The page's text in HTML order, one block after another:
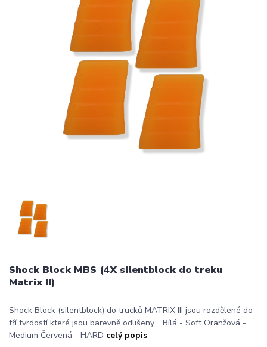
Shock Block MBS (4X silentblock do treku
Matrix II)
Shock Block (silentblock) do trucků MATRIX III jsou rozdělené do
tří tvrdostí které jsou barevně odlišeny. Bílá - Soft Oranžová -
Medium Červená - HARD celý popis